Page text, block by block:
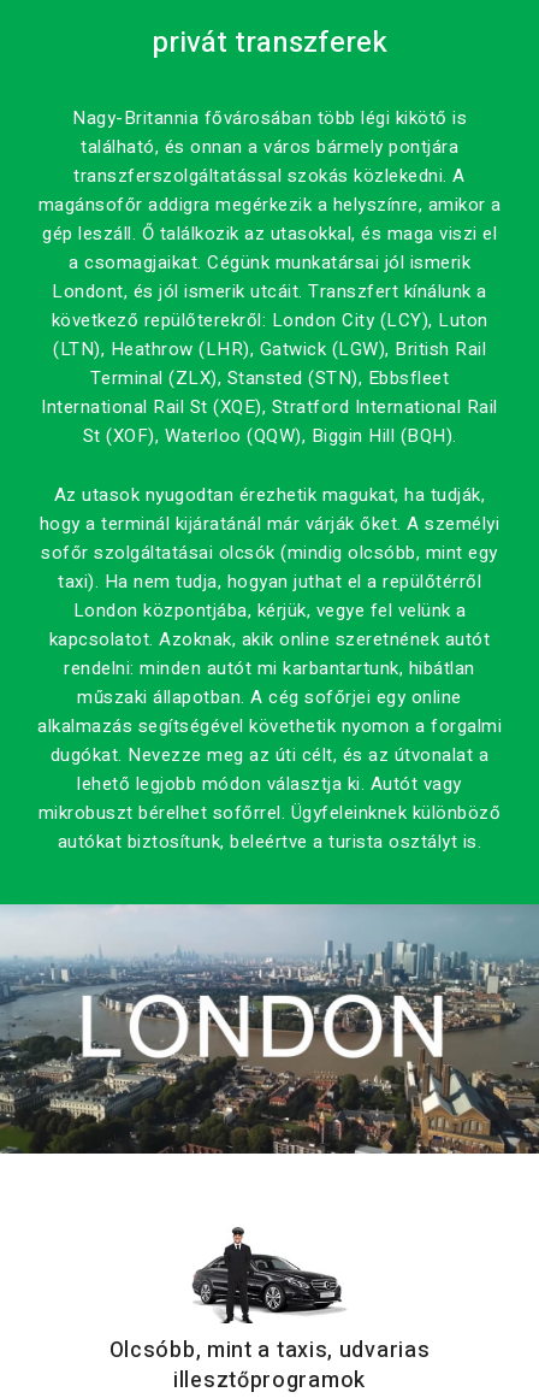
privát transzferek
Nagy-Britannia fővárosában több légi kikötő is
található, és onnan a város bármely pontjára
transzferszolgáltatással szokás közlekedni. A
magánsofőr addigra megérkezik a helyszínre, amikor a
gép leszáll. Ő találkozik az utasokkal, és maga viszi el
a csomagjaikat. Cégünk munkatársai jól ismerik
Londont, és jól ismerik utcáit. Transzfert kínálunk a
következő repülőterekről: London City (LCY), Luton
(LTN), Heathrow (LHR), Gatwick (LGW), British Rail
Terminal (ZLX), Stansted (STN), Ebbsfleet
International Rail St (XQE), Stratford International Rail
St (XOF), Waterloo (QQW), Biggin Hill (BQH).
Az utasok nyugodtan érezhetik magukat, ha tudják,
hogy a terminál kijáratánál már várják őket. A személyi
sofőr szolgáltatásai olcsók (mindig olcsóbb, mint egy
taxi). Ha nem tudja, hogyan juthat el a repülőtérről
London központjába, kérjük, vegye fel velünk a
kapcsolatot. Azoknak, akik online szeretnének autót
rendelni: minden autót mi karbantartunk, hibátlan
műszaki állapotban. A cég sofőrjei egy online
alkalmazás segítségével követhetik nyomon a forgalmi
dugókat. Nevezze meg az úti célt, és az útvonalat a
lehető legjobb módon választja ki. Autót vagy
mikrobuszt bérelhet sofőrrel. Ügyfeleinknek különböző
autókat biztosítunk, beleértve a turista osztályt is.
Olcsóbb, mint a taxis, udvarias
illesztőprogramok